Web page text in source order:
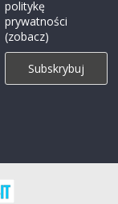
politykę
prywatności
(zobacz)